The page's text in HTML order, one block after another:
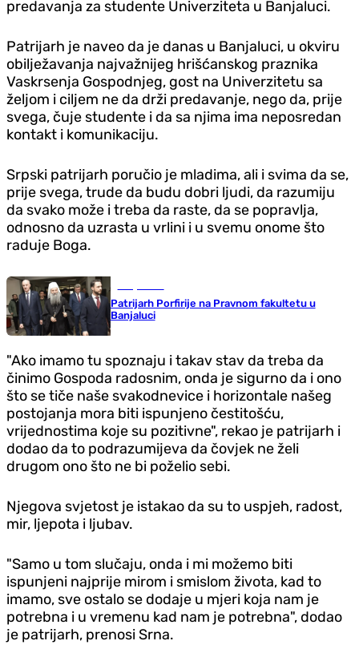
predavanja za studente Univerziteta u Banjaluci.
Patrijarh je naveo da je danas u Banjaluci, u okviru
obilježavanja najvažnijeg hrišćanskog praznika
Vaskrsenja Gospodnjeg, gost na Univerzitetu sa
željom i ciljem ne da drži predavanje, nego da, prije
svega, čuje studente i da sa njima ima neposredan
kontakt i komunikaciju.
Srpski patrijarh poručio je mladima, ali i svima da se,
prije svega, trude da budu dobri ljudi, da razumiju
da svako može i treba da raste, da se popravlja,
odnosno da uzrasta u vrlini i u svemu onome što
raduje Boga.
Patrijarh Porfirije na Pravnom fakultetu u
Banjaluci
"Ako imamo tu spoznaju i takav stav da treba da
činimo Gospoda radosnim, onda je sigurno da i ono
što se tiče naše svakodnevice i horizontale našeg
postojanja mora biti ispunjeno čestitošću,
vrijednostima koje su pozitivne", rekao je patrijarh i
dodao da to podrazumijeva da čovjek ne želi
drugom ono što ne bi poželio sebi.
Njegova svjetost je istakao da su to uspjeh, radost,
mir, ljepota i ljubav.
"Samo u tom slučaju, onda i mi možemo biti
ispunjeni najprije mirom i smislom života, kad to
imamo, sve ostalo se dodaje u mjeri koja nam je
potrebna i u vremenu kad nam je potrebna", dodao
je patrijarh, prenosi Srna.